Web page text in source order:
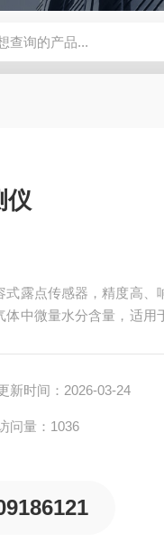
石油化工防爆在线露点
仪
露点传感器，精度高、
中微量水分含量，适用
新时间：2026-03-24
问量：1036